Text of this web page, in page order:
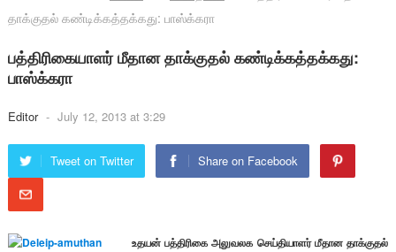
தாக்குதல் கண்டிக்கத்தக்கது: பாஸ்க்கரா
பத்திரிகையாளர் மீதான தாக்குதல் கண்டிக்கத்தக்கது:
பாஸ்க்கரா
Editor - July 12, 2013 at 3:29
Tweet on Twitter Share on Facebook
உதயன் பத்திரிகை அலுவலக செய்தியாளர் மீதான தாக்குதல்